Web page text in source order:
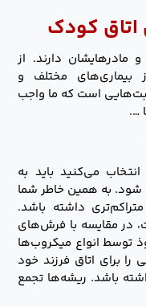
کودک
مادرهایشان دارند. از
بیماری‌های مختلف و
است که ما واجب
….
می‌کنید باید به
شود. به همین خاطر شما
داشته باشد.
در مقایسه با فرش‌های
توسط انواع میکروب‌ها
برای اتاق فرزند خود
باشد. ریشه‌ها تجمع